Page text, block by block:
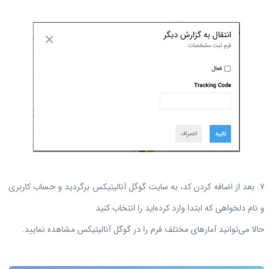
7. بعد از اضافه کردن کد، به سایت گوگل آنالیتیکس برگردید و حساب کاربری
و نام دلخواهی که ابتدا وارد کرده‌اید را انتخاب کنید
حالا می‌توانید آمارهای مختلف فرم را در گوگل آنالیتیکس مشاهده نمایید.